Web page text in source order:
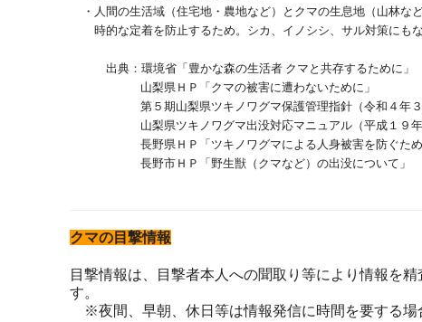
・人間の生活域（住宅地・農地など）とクマの生息地（山林
時的な定着を防止するため。シカ、イノシシ、サル対策にもな
出典：環境省「豊かな森の生活者 クマと共存するために」
山梨県ＨＰ「クマの被害に遭わないために」
第５期山梨県ツキノワグマ保護管理指針（令和４年３月
山梨県ツキノワグマ出没対応マニュアル（平成１９年
長野県ＨＰ「ツキノワグマによる人身被害を防ぐため
長野市ＨＰ「野生獣（クマなど）の出没について」
クマの目撃情報
目撃情報は、目撃者本人への聞取り等により情報を
す。
※夜間、早朝、休日等は情報発信に時間を要する場